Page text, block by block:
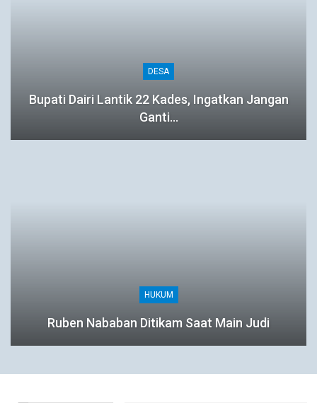
DESA
Bupati Dairi Lantik 22 Kades, Ingatkan Jangan
Ganti…
HUKUM
Ruben Nababan Ditikam Saat Main Judi